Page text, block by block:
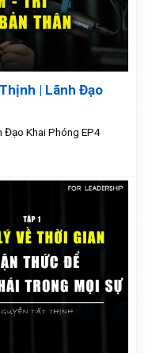
| Lãnh Đạo
Đạo Khai Phóng EP4